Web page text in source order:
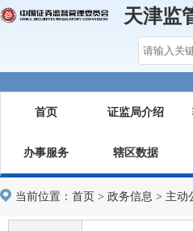
天津监
首页 证监局介绍
办事服务 辖区数据
当前位置： 首页 > 政务信息 > 主动